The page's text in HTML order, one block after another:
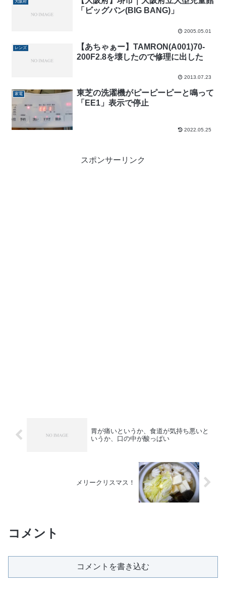
大阪府
「ビッグバン(BIG BANG)」
2005.05.01
レンズ
【あちゃぁー】TAMRON(A001)70-
200F2.8を壊したので修理に出した
2013.07.23
家電
東芝の洗濯機がピーピーピーと鳴って
「EE1」表示で停止
2022.05.25
スポンサーリンク
胃が痛いというか、食道が気持ち悪いと
いうか、口の中が酸っぱい
メリークリスマス！
コメント
コメントを書き込む